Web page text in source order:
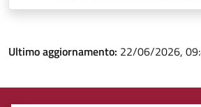
Ultimo aggiornamento: 22/06/2026,